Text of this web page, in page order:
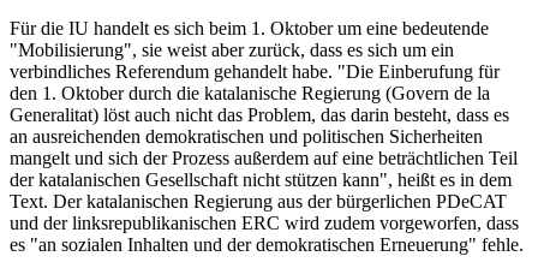
Für die IU handelt es sich beim 1. Oktober um eine bedeutende
"Mobilisierung", sie weist aber zurück, dass es sich um ein
verbindliches Referendum gehandelt habe. "Die Einberufung für
den 1. Oktober durch die katalanische Regierung (Govern de la
Generalitat) löst auch nicht das Problem, das darin besteht, dass es
an ausreichenden demokratischen und politischen Sicherheiten
mangelt und sich der Prozess außerdem auf eine beträchtlichen Teil
der katalanischen Gesellschaft nicht stützen kann", heißt es in dem
Text. Der katalanischen Regierung aus der bürgerlichen PDeCAT
und der linksrepublikanischen ERC wird zudem vorgeworfen, dass
es "an sozialen Inhalten und der demokratischen Erneuerung" fehle.